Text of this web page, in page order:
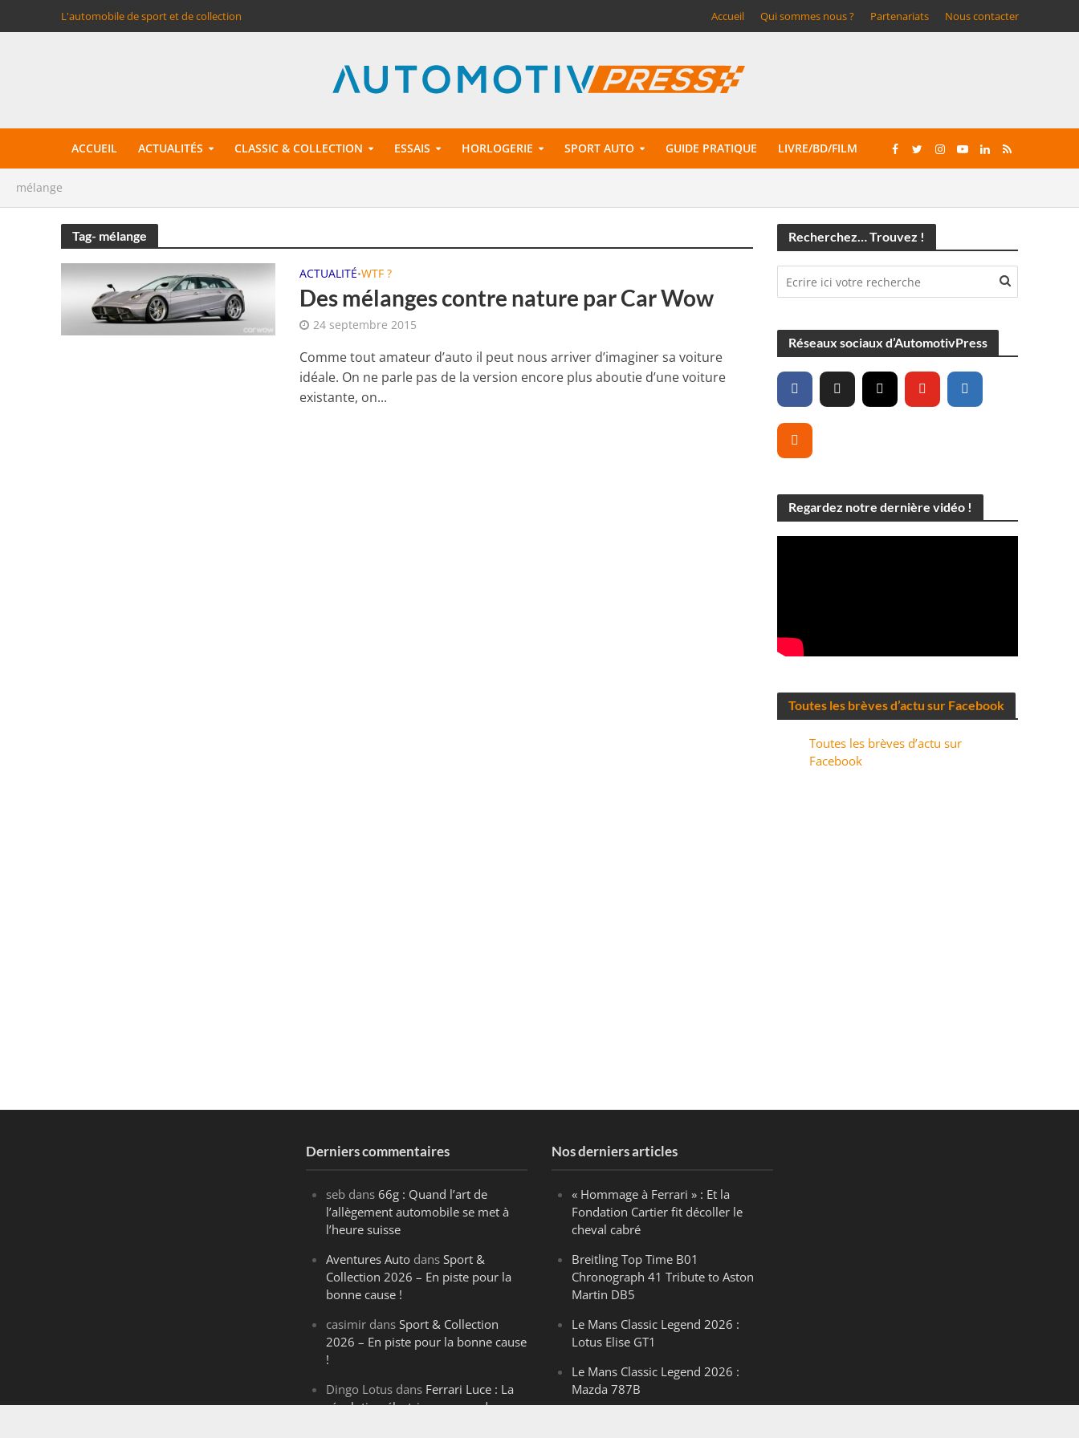
L'automobile de sport et de collection Accueil Qui sommes nous ? Partenariats Nous contacter
ACCUEIL ACTUALITÉS CLASSIC & COLLECTION ESSAIS HORLOGERIE SPORT AUTO GUIDE PRATIQUE LIVRE/BD/FILM
mélange
Tag- mélange
ACTUALITÉ•WTF ?
Des mélanges contre nature par Car Wow
24 septembre 2015
Comme tout amateur d’auto il peut nous arriver d’imaginer sa voiture
idéale. On ne parle pas de la version encore plus aboutie d’une voiture
existante, on...
Recherchez… Trouvez !
Réseaux sociaux d’AutomotivPress
Regardez notre dernière vidéo !
Toutes les brèves d’actu sur Facebook
Toutes les brèves d’actu sur
Facebook
Derniers commentaires
seb dans66g : Quand l’art de
l’allègement automobile se met à
l’heure suisse
Aventures Auto dansSport &
Collection 2026 – En piste pour la
bonne cause !
casimir dansSport & Collection
2026 – En piste pour la bonne cause
!
Dingo Lotus dans Ferrari Luce : La
révolution électrique venue de
Nos derniers articles
« Hommage à Ferrari » : Et la
Fondation Cartier fit décoller le
cheval cabré
Breitling Top Time B01
Chronograph 41 Tribute to Aston
Martin DB5
Le Mans Classic Legend 2026 :
Lotus Elise GT1
Le Mans Classic Legend 2026 :
Mazda 787B